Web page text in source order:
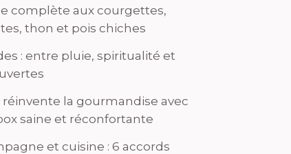
complète aux courgettes,
thon et pois chiches
: entre pluie, spiritualité et
réinvente la gourmandise avec
saine et réconfortante
et cuisine : 6 accords